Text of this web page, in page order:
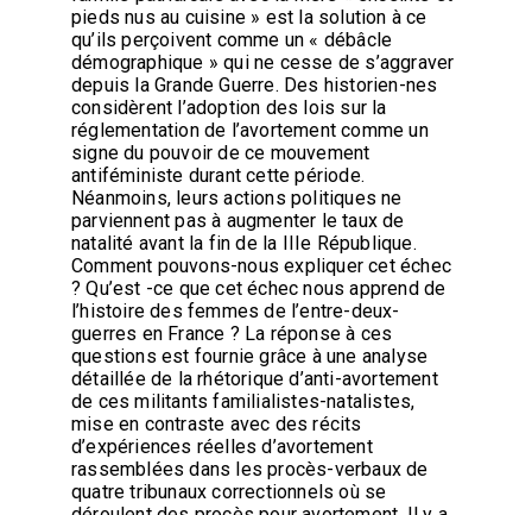
pieds nus au cuisine » est la solution à ce
qu’ils perçoivent comme un « débâcle
démographique » qui ne cesse de s’aggraver
depuis la Grande Guerre. Des historien-nes
considèrent l’adoption des lois sur la
réglementation de l’avortement comme un
signe du pouvoir de ce mouvement
antiféministe durant cette période.
Néanmoins, leurs actions politiques ne
parviennent pas à augmenter le taux de
natalité avant la fin de la IIIe République.
Comment pouvons-nous expliquer cet échec
? Qu’est -ce que cet échec nous apprend de
l’histoire des femmes de l’entre-deux-
guerres en France ? La réponse à ces
questions est fournie grâce à une analyse
détaillée de la rhétorique d’anti-avortement
de ces militants familialistes-natalistes,
mise en contraste avec des récits
d’expériences réelles d’avortement
rassemblées dans les procès-verbaux de
quatre tribunaux correctionnels où se